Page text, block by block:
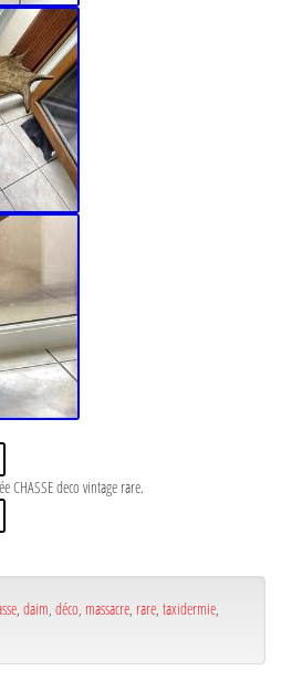
CHASSE deco vintage rare.
daim déco massacre rare taxidermie